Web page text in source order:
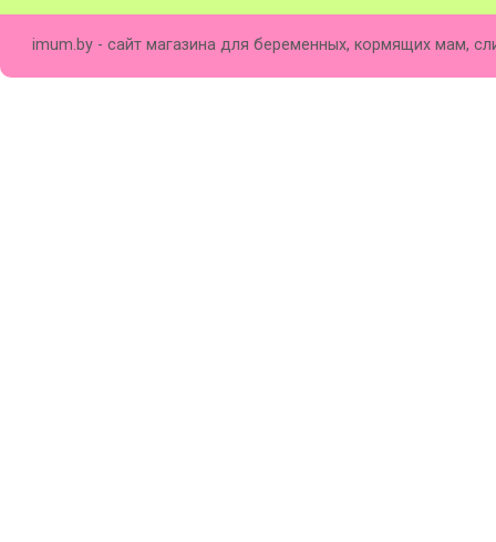
imum.by - сайт магазина для беременных, кормящих мам,